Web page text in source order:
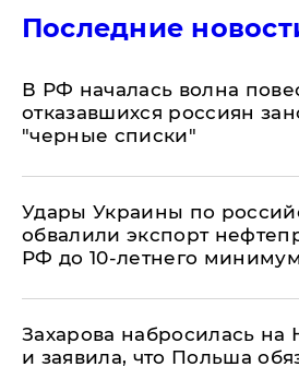
Последние
​В РФ началась волна
отказавшихся россиян
"черные списки"
Удары Украины по
обвалили экспорт
РФ до 10-летнего
​Захарова набросилась на
и заявила, что Польша